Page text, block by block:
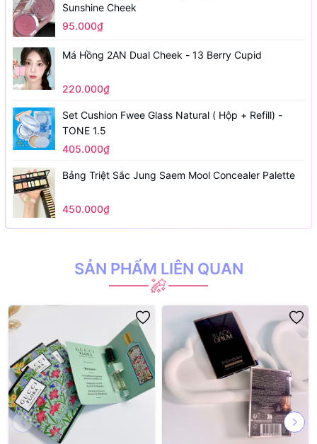
Sunshine Cheek
95.000₫
Má Hồng 2AN Dual Cheek - 13 Berry Cupid
220.000₫
Set Cushion Fwee Glass Natural ( Hộp + Refill) -
TONE 1.5
405.000₫
Bảng Triệt Sắc Jung Saem Mool Concealer Palette
450.000₫
SẢN PHẨM LIÊN QUAN